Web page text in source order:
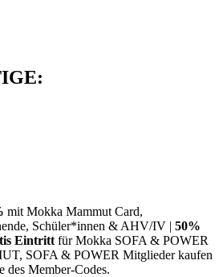
mit Mokka Mammut Card,
Schüler*innen & AHV/IV | 50%
Eintritt für Mokka SOFA & POWER
SOFA & POWER Mitglieder kaufen
des Member-Codes.